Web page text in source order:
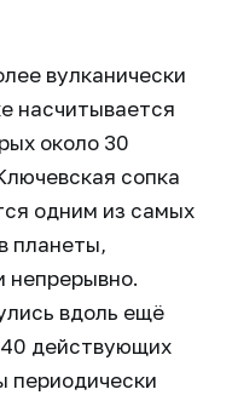
вулканически
насчитывается
около 30
сопка
одним из самых
планеты,
непрерывно.
вдоль ещё
40 действующих
периодически